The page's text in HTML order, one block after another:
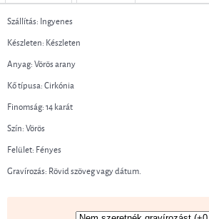
Szállítás: Ingyenes
Készleten: Készleten
Anyag: Vörös arany
Kő típusa: Cirkónia
Finomság: 14 karát
Szín: Vörös
Felület: Fényes
Gravírozás: Rövid szöveg vagy dátum.